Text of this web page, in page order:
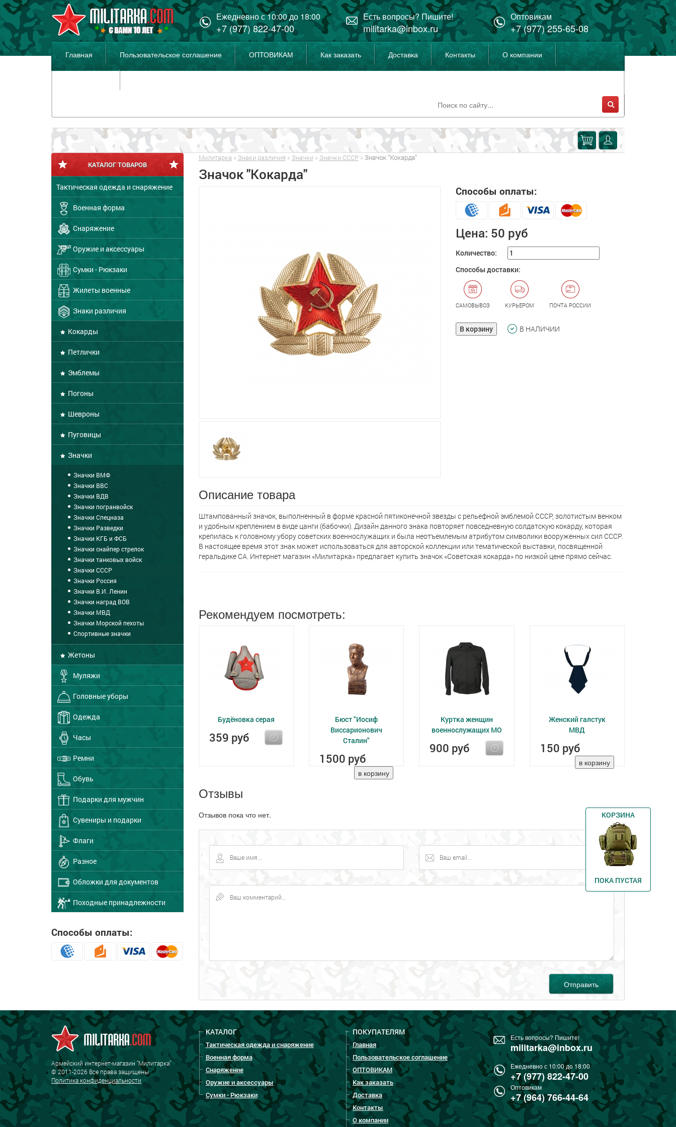
Ежедневно с 10:00 до 18:00
+7 (977) 822-47-00
Есть вопросы? Пишите!
militarka@inbox.ru
Оптовикам
+7 (977) 255-65-08
Главная Пользовательское соглашение ОПТОВИКАМ Как заказать Доставка Контакты О компании
КАТАЛОГ ТОВАРОВ
Тактическая одежда и снаряжение
Военная форма
Снаряжение
Оружие и аксессуары
Сумки - Рюкзаки
Жилеты военные
Знаки различия
Кокарды
Петлички
Эмблемы
Погоны
Шевроны
Пуговицы
Значки
Значки ВМФ
Значки ВВС
Значки ВДВ
Значки погранвойск
Значки Спецназа
Значки Разведки
Значки КГБ и ФСБ
Значки снайпер стрелок
Значки танковых войск
Значки СССР
Значки Россия
Значки В.И. Ленин
Значки наград ВОВ
Значки МВД
Значки Морской пехоты
Спортивные значки
Жетоны
Муляжи
Головные уборы
Одежда
Часы
Ремни
Обувь
Подарки для мужчин
Сувениры и подарки
Флаги
Разное
Обложки для документов
Походные принадлежности
Способы оплаты:
Милитарка » Знаки различия » Значки » Значки СССР» Значок "Кокарда"
Значок "Кокарда"
Способы оплаты:
Цена: 50 руб
Количество:
Способы доставки:
САМОВЫВОЗ КУРЬЕРОМ ПОЧТА РОССИИ
В корзину В НАЛИЧИИ
Описание товара
Штампованный значок, выполненный в форме красной пятиконечной звезды с рельефной эмблемой СССР, золотистым венком
и удобным креплением в виде цанги (бабочки). Дизайн данного знака повторяет повседневную солдатскую кокарду, которая
крепилась к головному убору советских военнослужащих и была неотъемлемым атрибутом символики вооруженных сил СССР.
В настоящее время этот знак может использоваться для авторской коллекции или тематической выставки, посвященной
геральдике СА. Интернет магазин «Милитарка» предлагает кyпить значок «Советская кокарда» по низкой цене прямо сейчас.
Рекомендуем посмотреть:
Будёновка серая
359 руб
Бюст "Иосиф
Виссарионович
Сталин"
1500 руб
Куртка женщин
военнослужащих МО
900 руб
Женский галстук
МВД
150 руб
Отзывы
Отзывов пока что нет.
Отправить
Есть вопросы? Пишите!
militarka@inbox.ru
Ежедневно с 10:00 до 18:00
+7 (977) 822-47-00
Оптовикам
+7 (964) 766-44-64
КАТАЛОГ
Тактическая одежда и снаряжение
Военная форма
Снаряжение
Оружие и аксессуары
Сумки - Рюкзаки
ПОКУПАТЕЛЯМ
Главная
Пользовательское соглашение
ОПТОВИКАМ
Как заказать
Доставка
Контакты
О компании
Армейский интернет-магазин "Милитарка"
© 2011-2026 Все права защищены
Политика конфиденциальности
КОРЗИНА
ПОКА ПУСТАЯ